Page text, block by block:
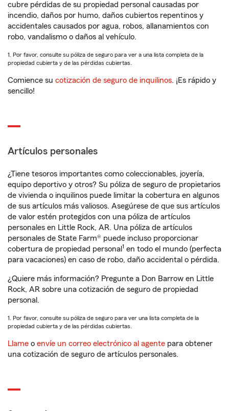
cubre pérdidas de su propiedad personal causadas por
incendio, daños por humo, daños cubiertos repentinos y
accidentales causados por agua, robos, allanamientos con
robo, vandalismo o daños al vehículo.
1. Por favor, consulte su póliza de seguro para ver a una lista completa de la
propiedad cubierta y de las pérdidas cubiertas.
Comience su cotización de seguro de inquilinos. ¡Es rápido y
sencillo!
Artículos personales
¿Tiene tesoros importantes como coleccionables, joyería,
equipo deportivo y otros? Su póliza de seguro de propietarios
de vivienda o inquilinos puede limitar la cobertura en algunos
de sus artículos más valiosos. Asegúrese de que sus artículos
de valor estén protegidos con una póliza de artículos
personales en Little Rock, AR. Una póliza de artículos
personales de State Farm® puede incluso proporcionar
cobertura de propiedad personal 1 en todo el mundo (perfecta
para vacaciones) en caso de robo, daño accidental o pérdida.
¿Quiere más información? Pregunte a Don Barrow en Little
Rock, AR sobre una cotización de seguro de propiedad
personal.
1. Por favor, consulte su póliza de seguro para ver una lista completa de la
propiedad cubierta y de las pérdidas cubiertas.
Llame o envíe un correo electrónico al agente para obtener
una cotización de seguro de artículos personales.